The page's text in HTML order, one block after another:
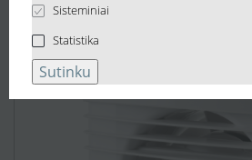
Sisteminiai
Statistika
Sutinku